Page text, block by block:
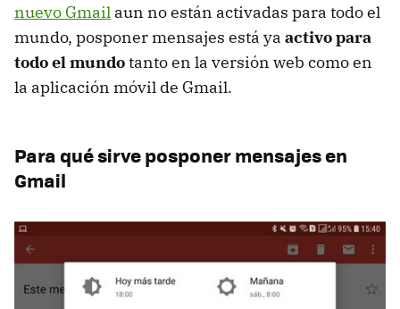
nuevo Gmail aun no están activadas para todo el
mundo, posponer mensajes está ya activo para
todo el mundotanto en la versión web como en
la aplicación móvil de Gmail.
Para qué sirve posponer mensajes en
Gmail